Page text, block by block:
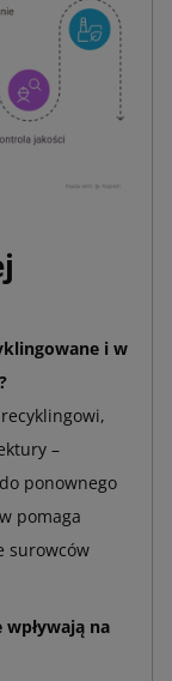
i w
–
ponownego
pomaga
surowców
na